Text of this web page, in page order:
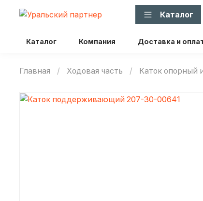
Каталог Компания Доставка и
Каталог
Главная Ходовая часть Каток